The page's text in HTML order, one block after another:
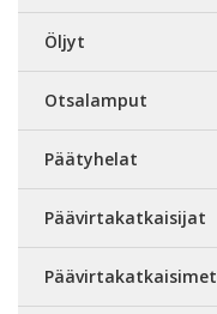
Öljyt
Otsalamput
Päätyhelat
Päävirtakatkaisijat
Päävirtakatkaisimet